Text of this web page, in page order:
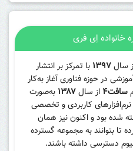
خانواده اِی فری
سال۱۳۹۷ با تمرکز بر انتشار
در حوزه فناوری آغاز به‌کار
سافت۴ از سال۱۳۸۷ به‌صورت
کاربردی و تخصصی
شده بود و اکنون نیز همان
تا بتوانند به مجموعه گسترده
دسترسی داشته باشند.